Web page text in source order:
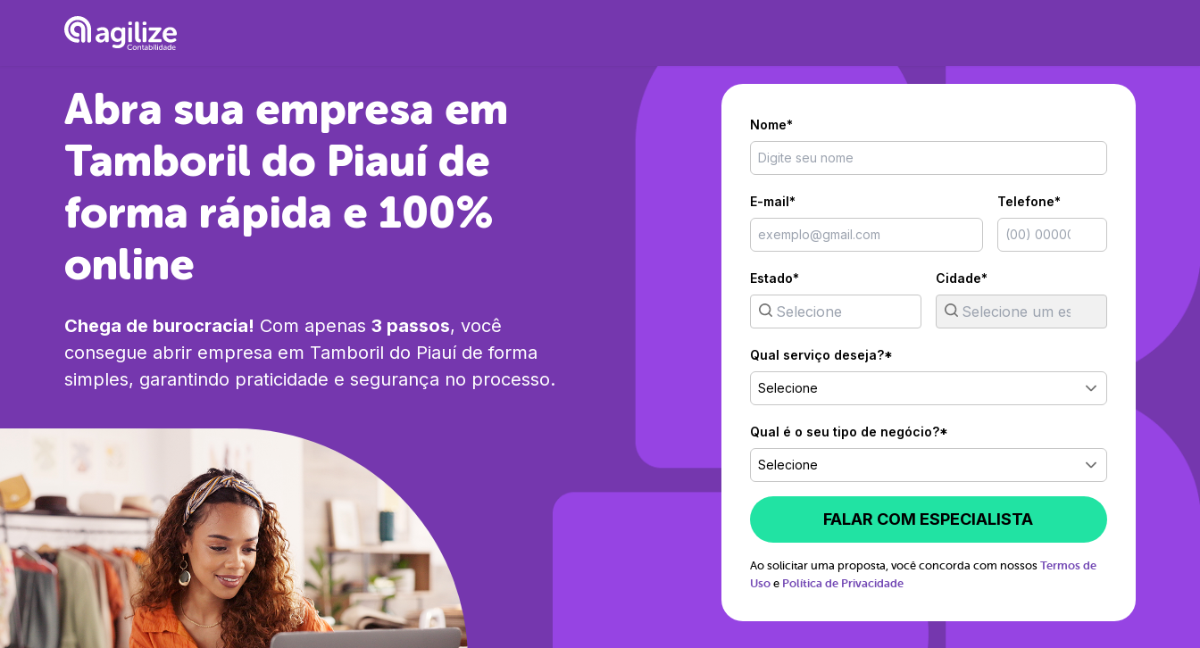
Abra sua empresa em
Tamboril do Piauí de
forma rápida e 100%
online
Chega de burocracia! Com apenas 3 passos, você
consegue abrir empresa em Tamboril do Piauíde forma
simples, garantindo praticidade e segurança no processo.
Nome*
E-mail* Telefone*
Estado* Cidade*
Qual serviço deseja?*
Selecione
Qual é o seu tipo de negócio?*
Selecione
FALAR COM ESPECIALISTA
Ao solicitar uma proposta, você concorda com nossos Termos de
Uso e Política de Privacidade